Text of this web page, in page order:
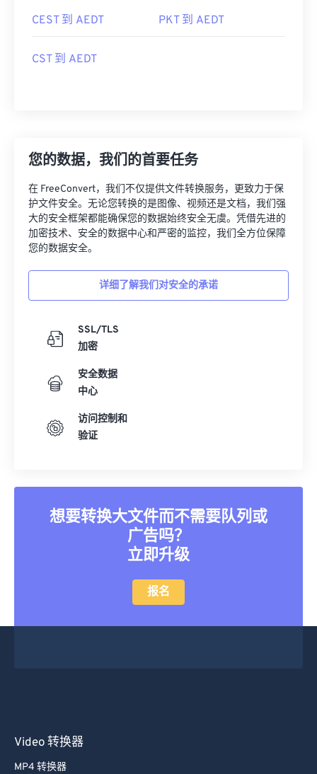
CEST 到 AEDT PKT 到 AEDT
CST 到 AEDT
您的数据，我们的首要任务
在 FreeConvert，我们不仅提供文件转换服务，更致力于保
护文件安全。无论您转换的是图像、视频还是文档，我们强
大的安全框架都能确保您的数据始终安全无虞。凭借先进的
加密技术、安全的数据中心和严密的监控，我们全方位保障
您的数据安全。
详细了解我们对安全的承诺
SSL/TLS
加密
安全数据
中心
访问控制和
验证
想要转换大文件而不需要队列或
广告吗？
立即升级
报名
Video 转换器
MP4 转换器